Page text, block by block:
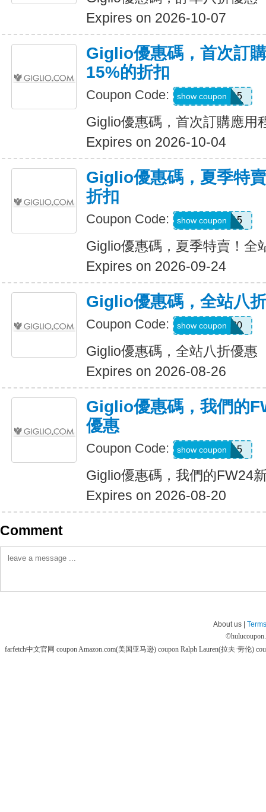
Expires on 2026-10-07
Giglio優惠碼，首次訂
15%的折扣
Coupon Code: APP15
show coupon
Giglio優惠碼，首次訂購應用
Expires on 2026-10-04
Giglio優惠碼，夏季特
折扣
Coupon Code: SUMMER15
show coupon
Giglio優惠碼，夏季特賣！全
Expires on 2026-09-24
Giglio優惠碼，全站八
Coupon Code: CALL20
show coupon
Giglio優惠碼，全站八折優惠
Expires on 2026-08-26
Giglio優惠碼，我們的
優惠
Coupon Code: EXTRA15
show coupon
Giglio優惠碼，我們的FW24
Expires on 2026-08-20
Comment
About us |
©
farfetch中文官网 couponAmazon.com(美国亚马逊) coupon Ralph Lauren(拉夫·劳伦)